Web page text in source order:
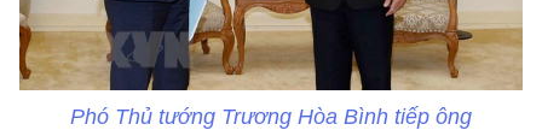
Phó Thủ tướng Trương Hòa Bình tiếp ông